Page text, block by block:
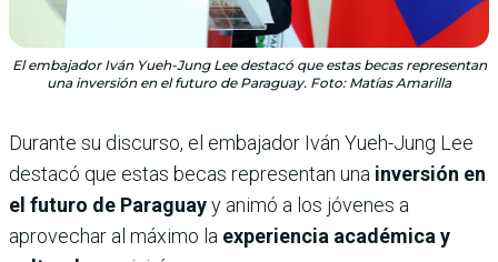
El embajador Iván Yueh-Jung Lee destacó que estas becas representan
una inversión en el futuro de Paraguay. Foto: Matías Amarilla
Durante su discurso, el embajador Iván Yueh-Jung Lee
destacó que estas becas representan una inversión en
el futuro de Paraguayy animó a los jóvenes a
aprovechar al máximo la experiencia académica y